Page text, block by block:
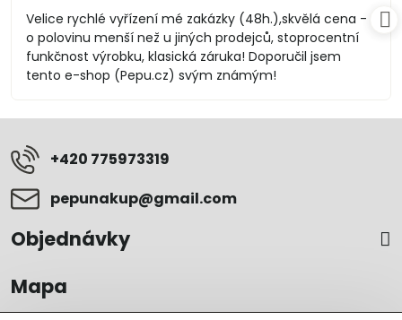
/
5
Velice rychlé vyřízení mé zakázky (48h.),skvělá cena -
o polovinu menší než u jiných prodejců, stoprocentní
funkčnost výrobku, klasická záruka! Doporučil jsem
tento e-shop (Pepu.cz) svým známým!
+420 775973319
pepunakup​@gmail​.com
Objednávky
Mapa